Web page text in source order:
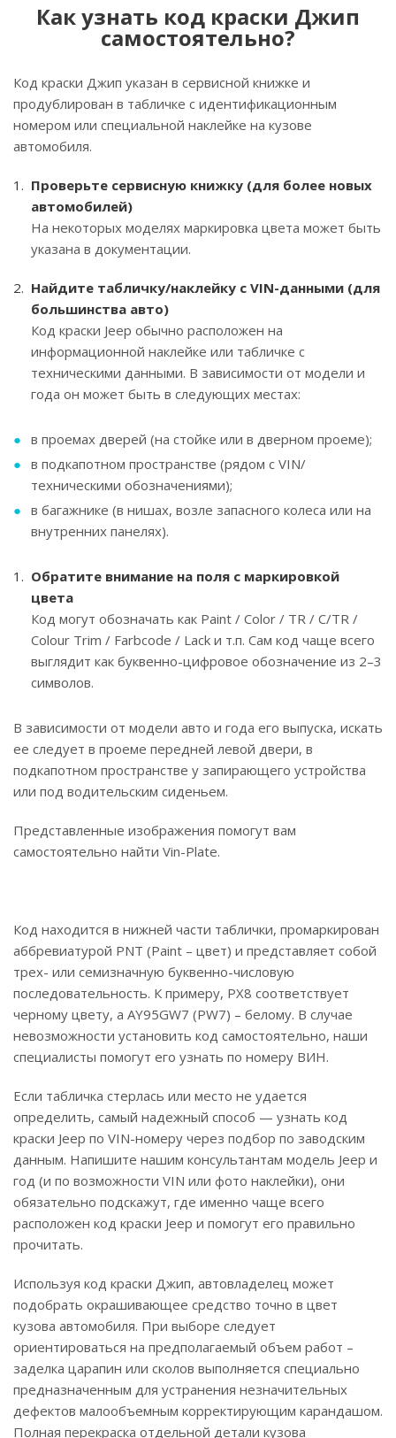
Как узнать код краски Джип
самостоятельно?
Код краски Джип указан в сервисной книжке и
продублирован в табличке с идентификационным
номером или специальной наклейке на кузове
автомобиля.
Проверьте сервисную книжку (для более новых
автомобилей)
На некоторых моделях маркировка цвета может быть
указана в документации.
Найдите табличку/наклейку с VIN-данными (для
большинства авто)
Код краски Jeep обычно расположен на
информационной наклейке или табличке с
техническими данными. В зависимости от модели и
года он может быть в следующих местах:
в проемах дверей (на стойке или в дверном проеме);
в подкапотном пространстве (рядом с VIN/
техническими обозначениями);
в багажнике (в нишах, возле запасного колеса или на
внутренних панелях).
Обратите внимание на поля с маркировкой
цвета
Код могут обозначать как Paint / Color / TR / C/TR /
Colour Trim / Farbcode / Lack и т.п. Сам код чаще всего
выглядит как буквенно-цифровое обозначение из 2–3
символов.
В зависимости от модели авто и года его выпуска, искать
ее следует в проеме передней левой двери, в
подкапотном пространстве у запирающего устройства
или под водительским сиденьем.
Представленные изображения помогут вам
самостоятельно найти Vin-Plate.
Код находится в нижней части таблички, промаркирован
аббревиатурой PNT (Paint – цвет) и представляет собой
трех- или семизначную буквенно-числовую
последовательность. К примеру, PX8 соответствует
черному цвету, а AY95GW7 (PW7) – белому. В случае
невозможности установить код самостоятельно, наши
специалисты помогут его узнать по номеру ВИН.
Если табличка стерлась или место не удается
определить, самый надежный способ — узнать код
краски Jeep по VIN-номеру через подбор по заводским
данным. Напишите нашим консультантам модель Jeep и
год (и по возможности VIN или фото наклейки), они
обязательно подскажут, где именно чаще всего
расположен код краски Jeep и помогут его правильно
прочитать.
Используя код краски Джип, автовладелец может
подобрать окрашивающее средство точно в цвет
кузова автомобиля. При выборе следует
ориентироваться на предполагаемый объем работ –
заделка царапин или сколов выполняется специально
предназначенным для устранения незначительных
дефектов малообъемным корректирующим карандашом.
Полная перекраска отдельной детали кузова